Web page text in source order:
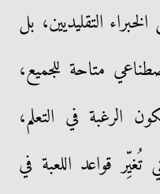
التقليديين، بل
متاحة للجميع،
الرغبة في التعلم،
قواعد اللعبة في